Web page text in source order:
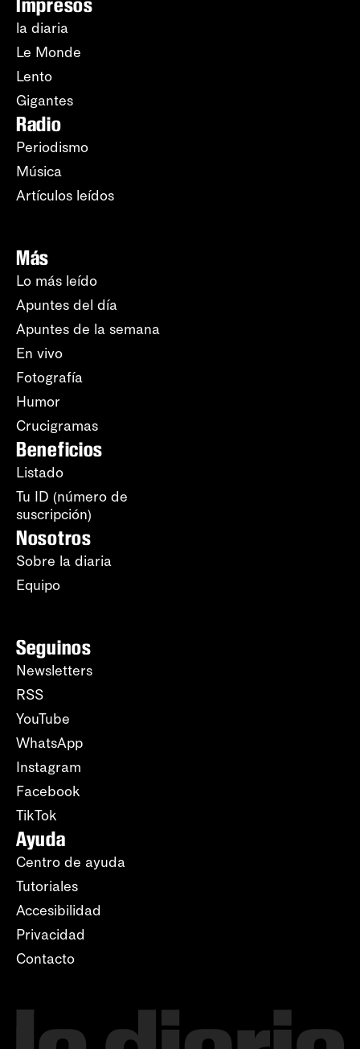
Impresos
la diaria
Le Monde
Lento
Gigantes
Radio
Periodismo
Música
Artículos leídos
Más
Lo más leído
Apuntes del día
Apuntes de la semana
En vivo
Fotografía
Humor
Crucigramas
Beneficios
Listado
Tu ID (número de
suscripción)
Nosotros
Sobre la diaria
Equipo
Seguinos
Newsletters
RSS
YouTube
WhatsApp
Instagram
Facebook
TikTok
Ayuda
Centro de ayuda
Tutoriales
Accesibilidad
Privacidad
Contacto